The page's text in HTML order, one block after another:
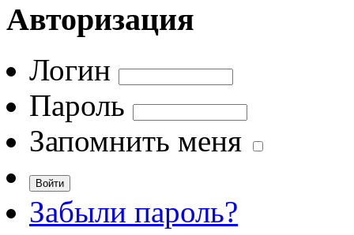
Авторизация
Логин
Пароль
Запомнить меня
Забыли пароль?